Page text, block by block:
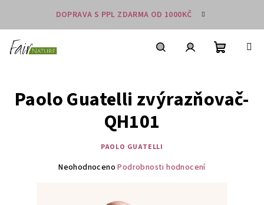
obsah
DOPRAVA S PPL ZDARMA OD 1000KČ
Nákupní
Paolo Guatelli zvýrazňovač-
QH101
PAOLO GUATELLI
Průměrné
Neohodnoceno Podrobnosti hodnocení